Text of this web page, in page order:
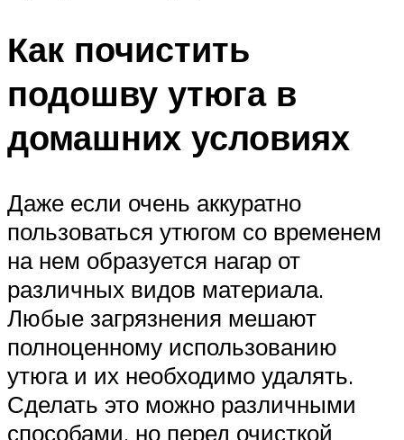
Как почистить
подошву утюга в
домашних условиях
Даже если очень аккуратно
пользоваться утюгом со временем
на нем образуется нагар от
различных видов материала.
Любые загрязнения мешают
полноценному использованию
утюга и их необходимо удалять.
Сделать это можно различными
способами, но перед очисткой